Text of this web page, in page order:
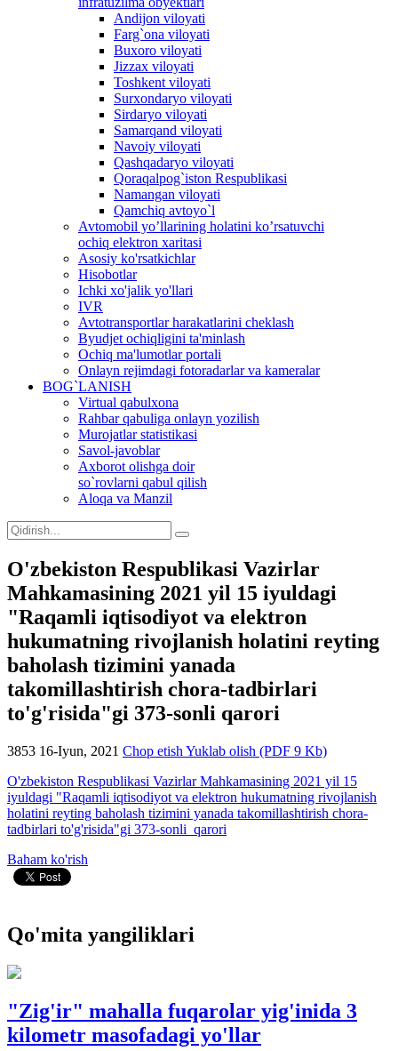
Andijon viloyati
Farg`ona viloyati
Buxoro viloyati
Jizzax viloyati
Toshkent viloyati
Surxondaryo viloyati
Sirdaryo viloyati
Samarqand viloyati
Navoiy viloyati
Qashqadaryo viloyati
Qoraqalpog`iston Respublikasi
Namangan viloyati
Qamchiq avtoyo`l
Avtomobil yo’llarining holatini ko’rsatuvchi
ochiq elektron xaritasi
Asosiy ko'rsatkichlar
Hisobotlar
Ichki xo'jalik yo'llari
IVR
Avtotransportlar harakatlarini cheklash
Byudjet ochiqligini ta'minlash
Ochiq ma'lumotlar portali
Onlayn rejimdagi fotoradarlar va kameralar
BOG`LANISH
Virtual qabulxona
Rahbar qabuliga onlayn yozilish
Murojatlar statistikasi
Savol-javoblar
Axborot olishga doir
so`rovlarni qabul qilish
Aloqa va Manzil
O'zbekiston Respublikasi Vazirlar
Mahkamasining 2021 yil 15 iyuldagi
"Raqamli iqtisodiyot va elektron
hukumatning rivojlanish holatini reyting
baholash tizimini yanada
takomillashtirish chora-tadbirlari
to'g'risida"gi 373-sonli qarori
3853 16-Iyun, 2021 Chop etish Yuklab olish (PDF 9 Kb)
O'zbekiston Respublikasi Vazirlar Mahkamasining 2021 yil 15
iyuldagi "Raqamli iqtisodiyot va elektron hukumatning rivojlanish
holatini reyting baholash tizimini yanada takomillashtirish chora-
tadbirlari to'g'risida"gi 373-sonli qarori
Baham ko'rish
Qo'mita yangiliklari
"Zig'ir" mahalla fuqarolar yig'inida 3
kilometr masofadagi yo'llar